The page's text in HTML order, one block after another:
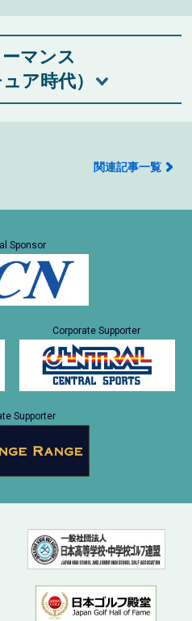
マンス
ア時代）
関連記事一覧
Sponsor
Corporate Supporter
Supporter